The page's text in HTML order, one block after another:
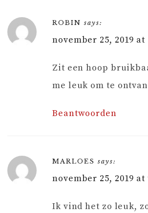
ROBIN says:
november 25, 2019 at
Zit een hoop
me leuk om te
Beantwoorden
MARLOES says:
november 25, 2019 at
Ik vind het zo leuk,